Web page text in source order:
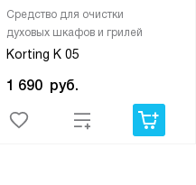
Средство для очистки
духовых шкафов и грилей
Korting K 05
1 690 руб.